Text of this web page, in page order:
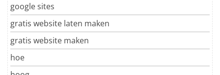
google sites
gratis website laten maken
gratis website maken
hoe